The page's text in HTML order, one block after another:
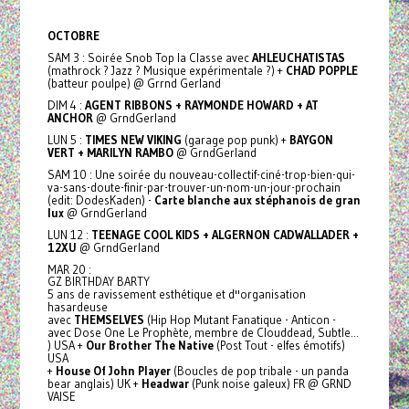
OCTOBRE
SAM 3 : Soirée Snob Top la Classe avecAHLEUCHATISTAS
(mathrock ? Jazz ? Musique expérimentale ?) +CHAD POPPLE
(batteur poulpe) @ Grrnd Gerland
DIM 4 : AGENT RIBBONS + RAYMONDE HOWARD + AT
ANCHOR@ GrndGerland
LUN 5 : TIMES NEW VIKING (garage pop punk) + BAYGON
VERT + MARILYN RAMBO@ GrndGerland
SAM 10 : Une soirée du nouveau-collectif-ciné-trop-bien-qui-
va-sans-doute-finir-par-trouver-un-nom-un-jour-prochain
(edit: DodesKaden) - Carte blanche aux stéphanois de gran
lux@ GrndGerland
LUN 12 : TEENAGE COOL KIDS + ALGERNON CADWALLADER +
12XU @ GrndGerland
MAR 20 :
GZ BIRTHDAY BARTY
5 ans de ravissement esthétique et d''organisation
hasardeuse
avec THEMSELVES (Hip Hop Mutant Fanatique - Anticon -
avec Dose One Le Prophète, membre de Clouddead, Subtle...
) USA + Our Brother The Native (Post Tout - elfes émotifs)
USA
+ House Of John Player(Boucles de pop tribale - un panda
bear anglais) UK +Headwar (Punk noise galeux) FR @ GRND
VAISE